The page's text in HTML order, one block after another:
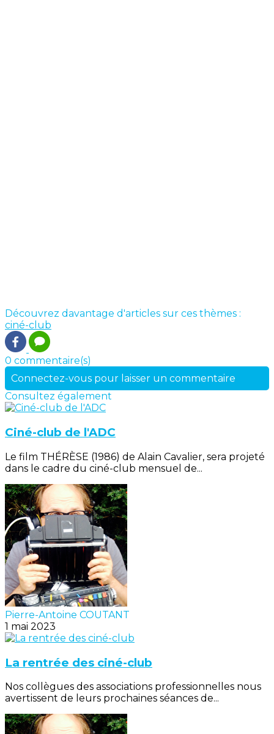
Découvrez davantage d'articles sur ces thèmes :
ciné-club
0 commentaire(s)
Connectez-vous pour laisser un commentaire
Consultez également
Ciné-club de l'ADC
Le film THÉRÈSE (1986) de Alain Cavalier, sera projeté
dans le cadre du ciné-club mensuel de...
Pierre-Antoine COUTANT
1 mai 2023
La rentrée des ciné-club
Nos collègues des associations professionnelles nous
avertissent de leurs prochaines séances de...